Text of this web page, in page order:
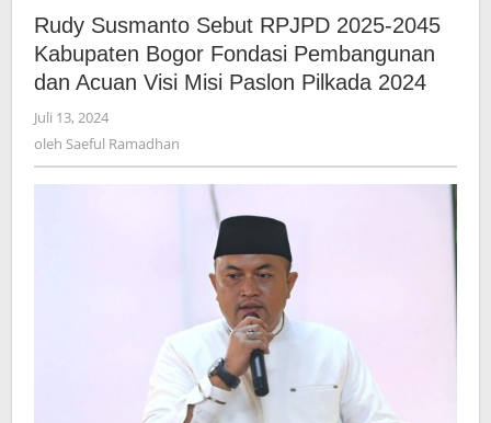
Sebut
RPJPD
2025-
2045
Pembangunan
Acuan
Misi
Paslon
Pilkada
2024
Rudy Susmanto Sebut RPJPD 2025-2045
Kabupaten Bogor Fondasi Pembangunan
dan Acuan Visi Misi Paslon Pilkada 2024
Juli 13, 2024
Saeful
oleh Saeful Ramadhan